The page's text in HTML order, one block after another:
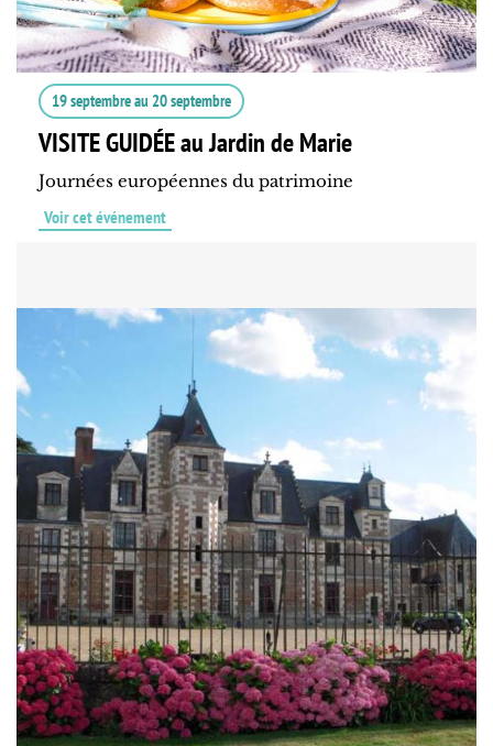
19 septembreau 20 septembre
VISITE GUIDÉE au Jardin de Marie
Journées européennes du patrimoine
Voir cet événement